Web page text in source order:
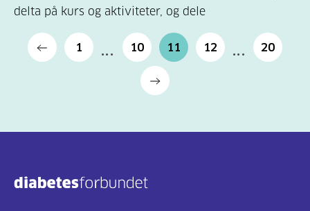
delta på kurs og aktiviteter, og dele
1 10 11 12 20